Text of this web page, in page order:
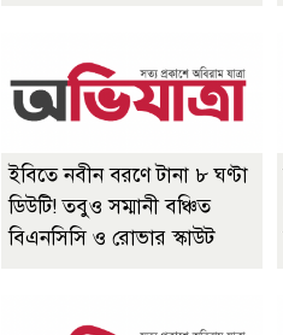
ইবিতে নবীন বরণে টানা ৮ ঘণ্টা
ডিউটি! তবুও সম্মানী বঞ্চিত
বিএনসিসি ও রোভার স্কাউট